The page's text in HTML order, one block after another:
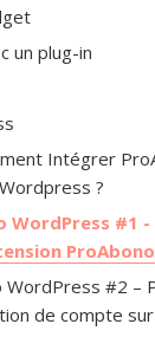
un plug-in
Intégrer
?
WordPress #1
ProAbono
WordPress #2 –
de compte